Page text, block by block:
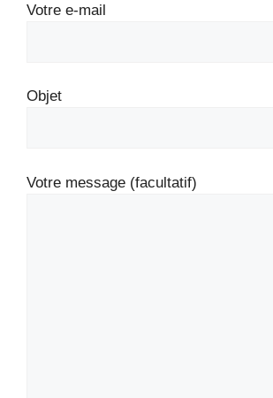
Votre e-mail
Objet
Votre message (facultatif)